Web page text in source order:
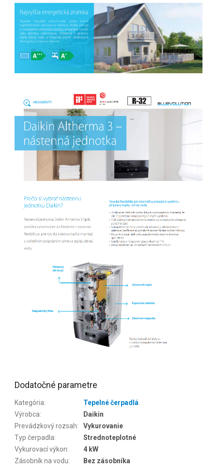
Dodatočné parametre
Kategória:
Tepelné čerpadlá
Výrobca:
Daikin
Prevádzkový rozsah:
Vykurovanie
Typ čerpadla:
Strednoteplotné
Vykurovací výkon:
4 kW
Zásobník na vodu: Bez zásobníka